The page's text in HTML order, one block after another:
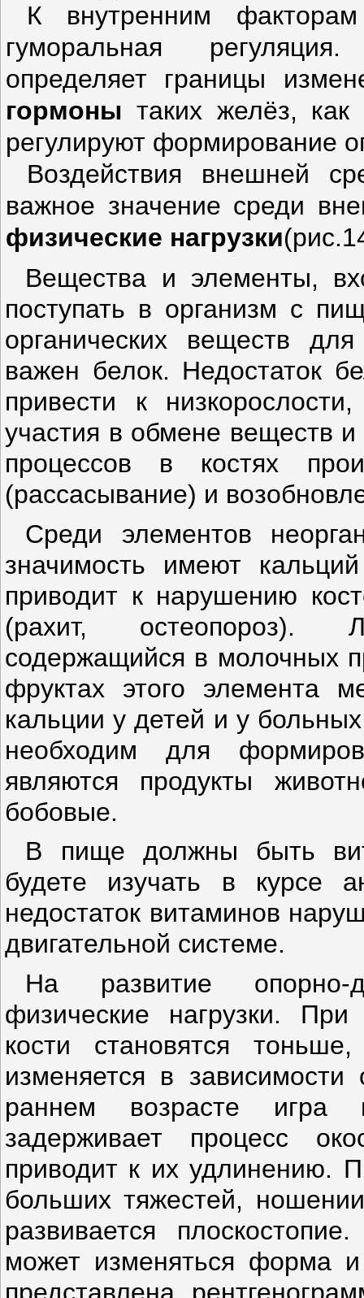
К внутренним факторам
гумораль­ная
определяет границы
гормоны таких желёз,
регулируют формирование
Воздействия внешней
важное значение среди
физические на­грузки
Вещества и элементы,
поступать в организм с
органических ве­ществ
важен белок. Недостаток
привести к
участия в обмене веществ
процессов в костях
(рассасывание) и
Среди элементов
значи­мость имеют
приводит к нару­шению
(рахит, остеопороз).
содержащийся в молочных
фруктах этого элемента
кальции у детей и у
необходим для
являются про­дукты
бобовые.
В пище должны быть
будете изу­чать в курсе
недостаток витаминов
двигательной системе.
На развитие опорно-
физические нагрузки. При
кости становятся
изменяется в
раннем возрасте игра
задерживает процесс
приводит к их удлинению.
боль­ших тяжестей,
развивается
может изменяться фор­ма